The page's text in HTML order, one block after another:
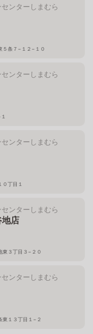
ンターしまむら
５条７−１２−１０
ンターしまむら
ンターしまむら
丁目１
ンターしまむら
地店
東３丁目３−２０
ンターしまむら
東１３丁目１−２